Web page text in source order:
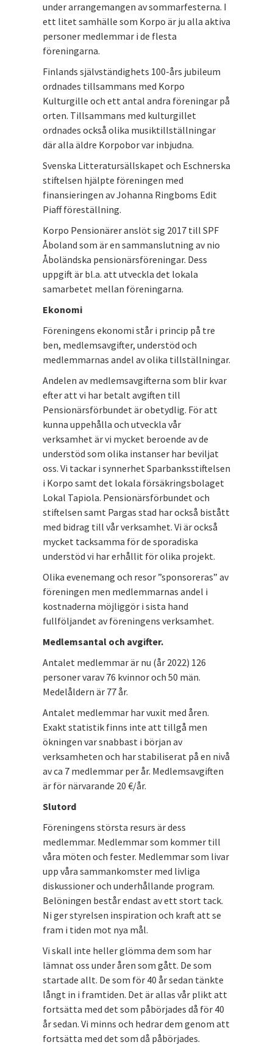
under arrangemangen av sommarfesterna. I
ett litet samhälle som Korpo är ju alla aktiva
personer medlemmar i de flesta
föreningarna.
Finlands självständighets 100-års jubileum
ordnades tillsammans med Korpo
Kulturgille och ett antal andra föreningar på
orten. Tillsammans med kulturgillet
ordnades också olika musiktillställningar
där alla äldre Korpobor var inbjudna.
Svenska Litteratursällskapet och Eschnerska
stiftelsen hjälpte föreningen med
finansieringen av Johanna Ringboms Edit
Piaff föreställning.
Korpo Pensionärer anslöt sig 2017 till SPF
Åboland som är en sammanslutning av nio
Åboländska pensionärsföreningar. Dess
uppgift är bl.a. att utveckla det lokala
samarbetet mellan föreningarna.
Ekonomi
Föreningens ekonomi står i princip på tre
ben, medlemsavgifter, understöd och
medlemmarnas andel av olika tillställningar.
Andelen av medlemsavgifterna som blir kvar
efter att vi har betalt avgiften till
Pensionärsförbundet är obetydlig. För att
kunna uppehålla och utveckla vår
verksamhet är vi mycket beroende av de
understöd som olika instanser har beviljat
oss. Vi tackar i synnerhet Sparbanksstiftelsen
i Korpo samt det lokala försäkringsbolaget
Lokal Tapiola. Pensionärsförbundet och
stiftelsen samt Pargas stad har också bistått
med bidrag till vår verksamhet. Vi är också
mycket tacksamma för de sporadiska
understöd vi har erhållit för olika projekt.
Olika evenemang och resor ”sponsoreras” av
föreningen men medlemmarnas andel i
kostnaderna möjliggör i sista hand
fullföljandet av föreningens verksamhet.
Medlemsantal och avgifter.
Antalet medlemmar är nu (år 2022) 126
personer varav 76 kvinnor och 50 män.
Medelåldern är 77 år.
Antalet medlemmar har vuxit med åren.
Exakt statistik finns inte att tillgå men
ökningen var snabbast i början av
verksamheten och har stabiliserat på en nivå
av ca 7 medlemmar per år. Medlemsavgiften
är för närvarande 20 €/år.
Slutord
Föreningens största resurs är dess
medlemmar. Medlemmar som kommer till
våra möten och fester. Medlemmar som livar
upp våra sammankomster med livliga
diskussioner och underhållande program.
Belöningen består endast av ett stort tack.
Ni ger styrelsen inspiration och kraft att se
fram i tiden mot nya mål.
Vi skall inte heller glömma dem som har
lämnat oss under åren som gått. De som
startade allt. De som för 40 år sedan tänkte
långt in i framtiden. Det är allas vår plikt att
fortsätta med det som påbörjades då för 40
år sedan. Vi minns och hedrar dem genom att
fortsätta med det som då påbörjades.